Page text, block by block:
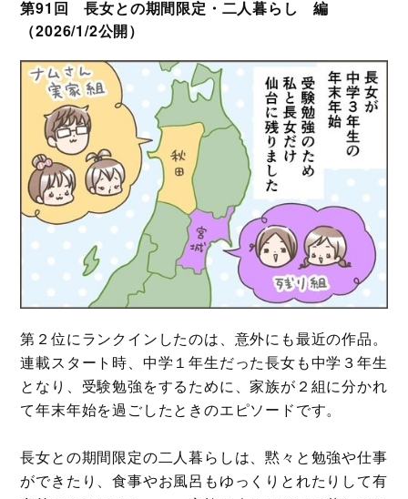
第91回 長女との期間限定・二人暮らし 編
（2026/1/2公開）
第２位にランクインしたのは、意外にも最近の作品。
連載スタート時、中学１年生だった長女も中学３年生
となり、受験勉強をするために、家族が２組に分かれ
て年末年始を過ごしたときのエピソードです。
長女との期間限定の二人暮らしは、黙々と勉強や仕事
ができたり、食事やお風呂もゆっくりとれたりして有